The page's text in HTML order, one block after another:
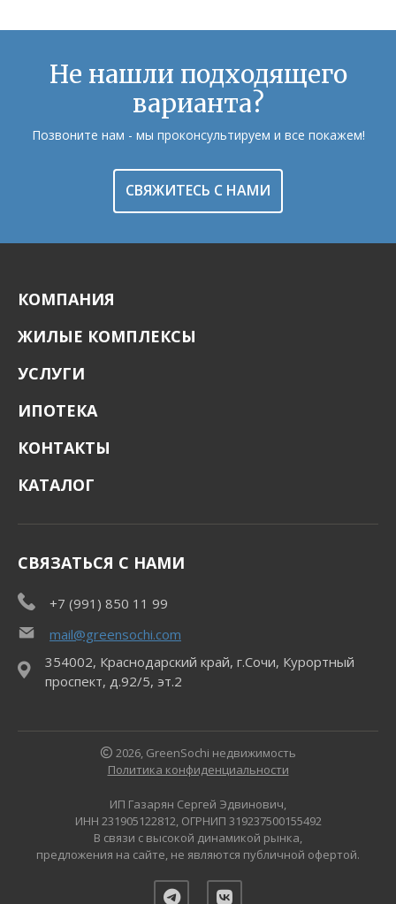
Не нашли подходящего
варианта?
Позвоните нам - мы проконсультируем и все покажем!
СВЯЖИТЕСЬ С НАМИ
КОМПАНИЯ
ЖИЛЫЕ КОМПЛЕКСЫ
УСЛУГИ
ИПОТЕКА
КОНТАКТЫ
КАТАЛОГ
СВЯЗАТЬСЯ С НАМИ
+7 (991) 850 11 99
mail@greensochi.com
354002, Краснодарский край, г.Сочи, Курортный
проспект, д.92/5, эт.2
2026, GreenSochi недвижимость
Политика конфиденциальности
ИП Газарян Сергей Эдвинович,
ИНН 231905122812, ОГРНИП 319237500155492
В связи с высокой динамикой рынка,
предложения на сайте, не являются публичной офертой.